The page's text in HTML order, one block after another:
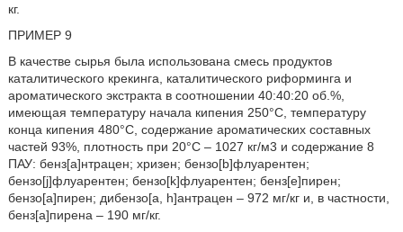
кг.
ПРИМЕР 9
В качестве сырья была использована смесь продуктов
каталитического крекинга, каталитического риформинга и
ароматического экстракта в соотношении 40:40:20 об.%,
имеющая температуру начала кипения 250°С, температуру
конца кипения 480°С, содержание ароматических составных
частей 93%, плотность при 20°С – 1027 кг/м3 и содержание 8
ПАУ: бенз[а]нтрацен; хризен; бензо[b]флуарентен;
бензо[j]флуарентен; бензо[k]флуарентен; бенз[е]пирен;
бензо[а]пирен; дибензо[a, h]антрацен – 972 мг/кг и, в частности,
бенз[а]пирена – 190 мг/кг.